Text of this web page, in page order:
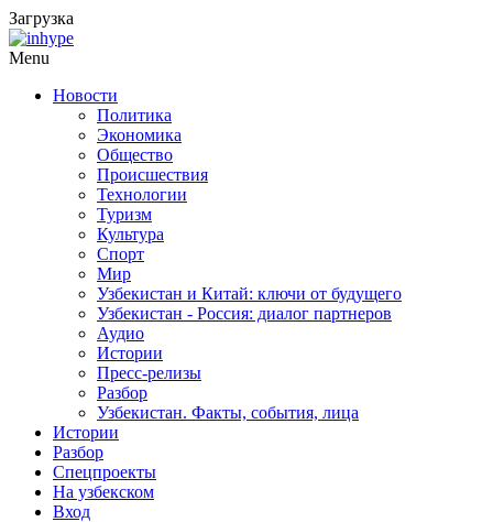
Загрузка
Menu
Новости
Политика
Экономика
Общество
Происшествия
Технологии
Туризм
Культура
Спорт
Мир
Узбекистан и Китай: ключи от будущего
Узбекистан - Россия: диалог партнеров
Аудио
Истории
Пресс-релизы
Разбор
Узбекистан. Факты, события, лица
Истории
Разбор
Спецпроекты
На узбекском
Вход